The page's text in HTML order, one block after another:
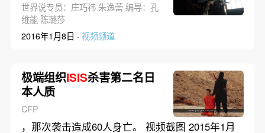
世界说专员：庄巧祎 朱逸蕾 编导：孔
维能 陈璐莎
2016年1月8日 · 视频频道
极端组织ISIS杀害第二名日
本人质
CFP
，那次袭击造成60人身亡。 视频截图 2015年1月